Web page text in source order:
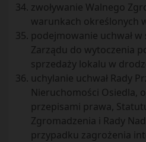
zwoływanie Walnego
warunkach określonych
podejmowanie uchwał
Zarządu do wytoczenia
sprzedaży lokalu w
uchylanie uchwał Rady
Nieruchomości Osiedla,
przepisami prawa,
Zgromadzenia i Rady
przypadku zagrożenia